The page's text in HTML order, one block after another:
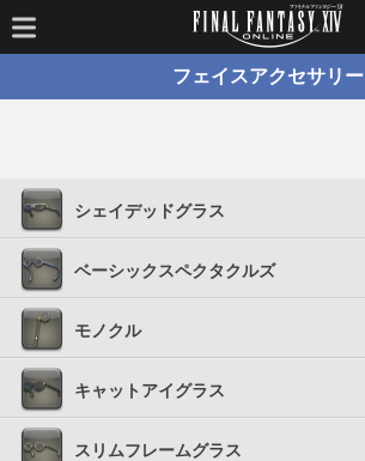
フェイスアクセサリー
シェイデッドグラス
ベーシックスペクタクルズ
モノクル
キャットアイグラス
スリムフレームグラス